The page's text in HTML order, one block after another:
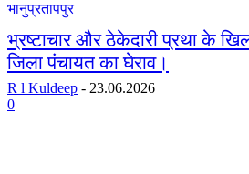
भानुप्रतापपुर
भ्रष्टाचार और ठेकेदारी प्रथा के
जिला पंचायत का घेराव।
R l Kuldeep - 23.06.2026
0